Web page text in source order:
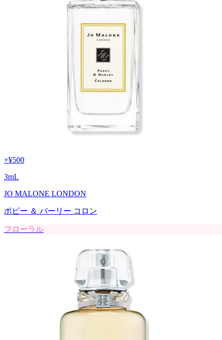
+¥500
3mL
JO MALONE LONDON
ポピー ＆ バーリー コロン
フローラル